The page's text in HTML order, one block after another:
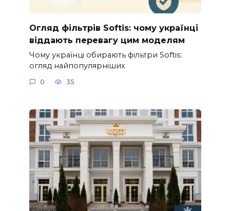
Огляд фільтрів Softis: чому українці
віддають перевагу цим моделям
Чому українці обирають фільтри Softis:
огляд найпопулярніших
0 35